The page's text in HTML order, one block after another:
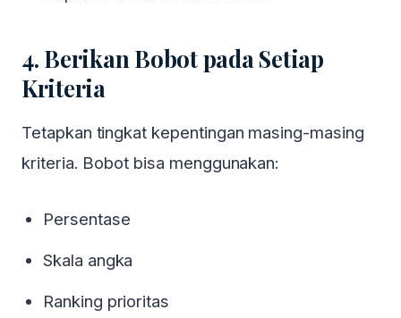
4. Berikan Bobot pada Setiap
Kriteria
Tetapkan tingkat kepentingan masing-masing
kriteria. Bobot bisa menggunakan:
Persentase
Skala angka
Ranking prioritas